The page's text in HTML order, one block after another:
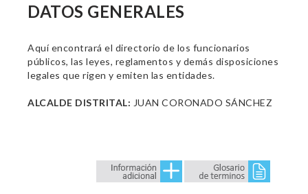
DATOS GENERALES
Aquí encontrará el directorio de los funcionarios
públicos, las leyes, reglamentos y demás disposiciones
legales que rigen y emiten las entidades.
ALCALDE DISTRITAL: JUAN CORONADO SÁNCHEZ